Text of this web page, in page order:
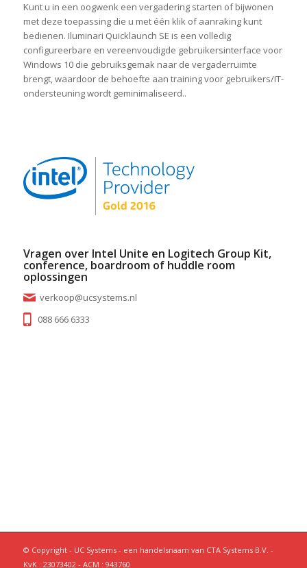
Kunt u in een oogwenk een vergadering starten of bijwonen
met deze toepassing die u met één klik of aanraking kunt
bedienen. Iluminari Quicklaunch SE is een volledig
configureerbare en vereenvoudigde gebruikersinterface voor
Windows 10 die gebruiksgemak naar de vergaderruimte
brengt, waardoor de behoefte aan training voor gebruikers/IT-
ondersteuning wordt geminimaliseerd..
Vragen over Intel Unite en Logitech Group Kit,
conference, boardroom of huddle room
oplossingen
verkoop@ucsystems.nl
088 666 6333
© Copyright - UC Systems - een handelsnaam van CTA Systems B.V. -
KvK : 23073402 - ACM : 943760